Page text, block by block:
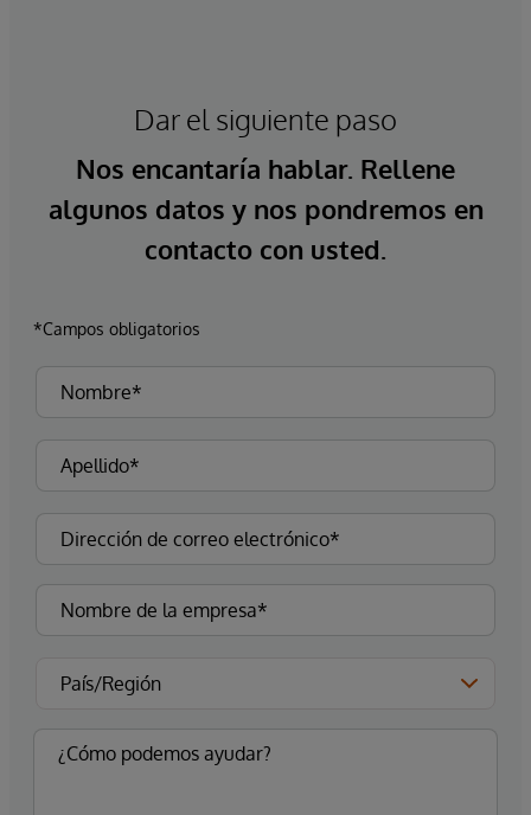
Dar el siguiente paso
Nos encantaría hablar. Rellene
algunos datos y nos pondremos en
contacto con usted.
*Campos obligatorios